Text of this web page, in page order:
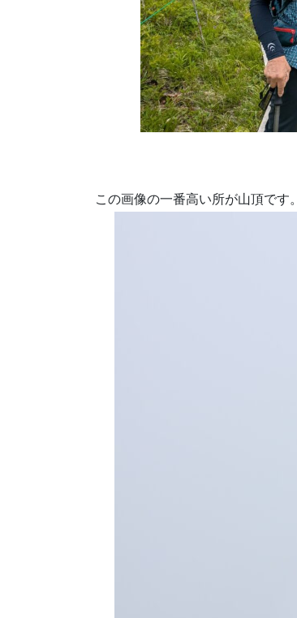
この画像の一番高い所が山頂です。